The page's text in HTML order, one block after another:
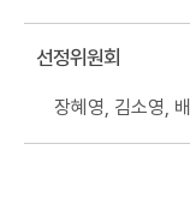
선정위원회
장혜영, 김소영,